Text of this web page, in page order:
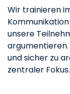
Wir trainieren
unsere
und sicher zu
zentraler Fokus.